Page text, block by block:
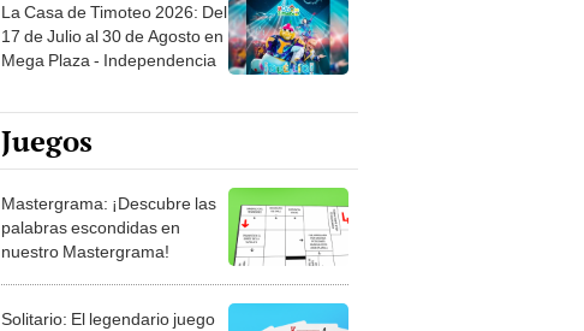
La Casa de Timoteo 2026: Del
17 de Julio al 30 de Agosto en
Mega Plaza - Independencia
Juegos
Mastergrama: ¡Descubre las
palabras escondidas en
nuestro Mastergrama!
Solitario: El legendario juego